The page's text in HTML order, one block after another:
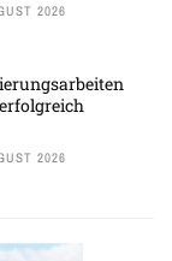
2026
2026